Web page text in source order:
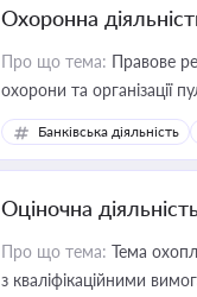
Охоронна
Про що тема: Правове
охорони та організації
Банківська діяльність
Оціночна діяльність
Про що тема: Тема
з кваліфікаційними